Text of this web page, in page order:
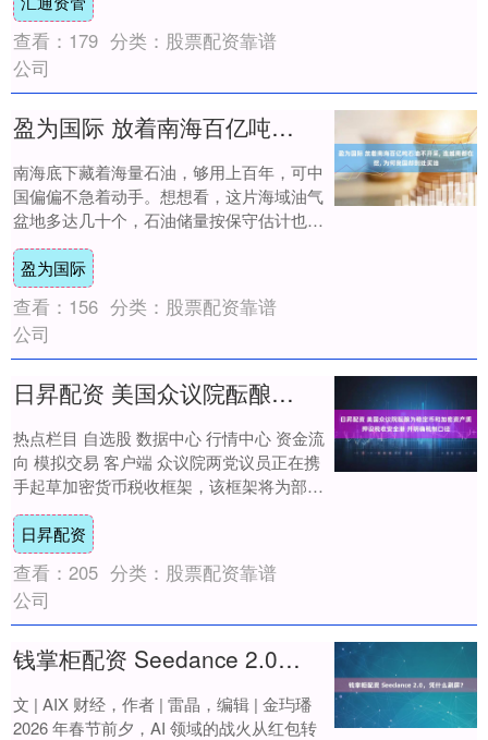
查看： 179 分类： 股票配资靠谱
公司
盈为国际 放着南海百亿吨石油不开采, 连越南都在挖, 为何我国却到处买油
南海底下藏着海量石油，够用上百年，可中
国偏偏不急着动手。想想看，这片海域油气
盆地多达几十个，石油储量按保守估计也得
两三百亿吨，天然气更是天文数字。国际上
常把这里....
盈为国际
查看： 156 分类： 股票配资靠谱
公司
日昇配资 美国众议院酝酿为稳定币和加密资产质押设税收安全港 并明确税制口径
热点栏目 自选股 数据中心 行情中心 资金流
向 模拟交易 客户端 众议院两党议员正在携
手起草加密货币税收框架，该框架将为部分
稳定币交易提供安全港，并对通过验证区....
日昇配资
查看： 205 分类： 股票配资靠谱
公司
钱掌柜配资 Seedance 2.0，凭什么刷屏？
文 | AIX 财经，作者 | 雷晶，编辑 | 金玙璠
2026 年春节前夕，AI 领域的战火从红包转